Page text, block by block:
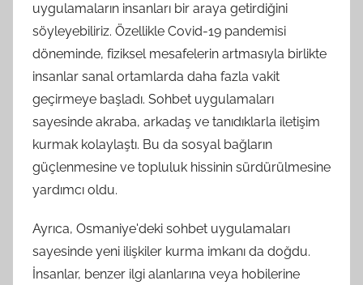
uygulamaların insanları bir araya getirdiğini
söyleyebiliriz. Özellikle Covid-19 pandemisi
döneminde, fiziksel mesafelerin artmasıyla birlikte
insanlar sanal ortamlarda daha fazla vakit
geçirmeye başladı. Sohbet uygulamaları
sayesinde akraba, arkadaş ve tanıdıklarla iletişim
kurmak kolaylaştı. Bu da sosyal bağların
güçlenmesine ve topluluk hissinin sürdürülmesine
yardımcı oldu.
Ayrıca, Osmaniye'deki sohbet uygulamaları
sayesinde yeni ilişkiler kurma imkanı da doğdu.
İnsanlar, benzer ilgi alanlarına veya hobilerine